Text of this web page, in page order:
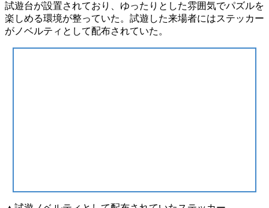
試遊台が設置されており、ゆったりとした雰囲気でパズルを
楽しめる環境が整っていた。試遊した来場者にはステッカー
がノベルティとして配布されていた。